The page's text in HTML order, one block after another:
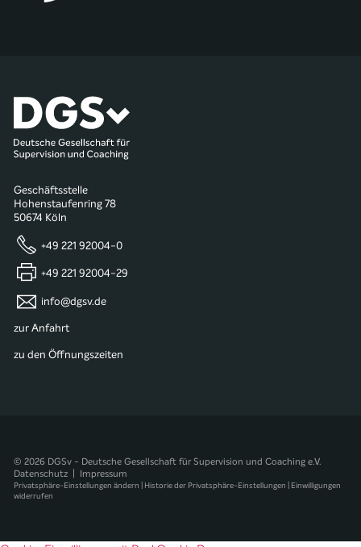
Geschäftsstelle
Hohenstaufenring 78
50674 Köln
+49 221 92004-0
+49 221 92004-29
info@dgsv.de
zur Anfahrt
zu den Öffnungszeiten
© 2026 DGSv - Deutsche Gesellschaft für Supervision und Coaching e.V.
Datenschutz
Impressum
Privatsphäre-Einstellungen ändern | Historie der Privatsphäre-Einstellungen | Einwilligungen
widerrufen